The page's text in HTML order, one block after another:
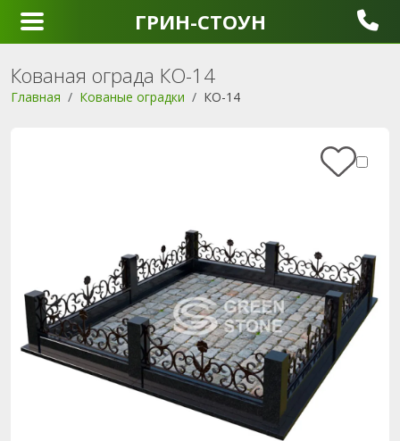
ГРИН-СТОУН
Кованая ограда КО-14
Главная Кованые оградки КО-14